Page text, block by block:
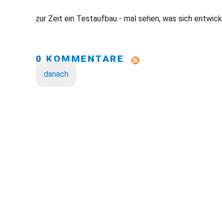
zur Zeit ein Testaufbau - mal sehen, was sich
0 KOMMENTARE
danach